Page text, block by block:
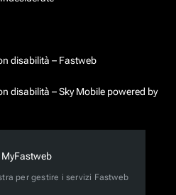
disabilità – Fastweb
disabilità – Sky Mobile powered by
per gestire i servizi Fastweb